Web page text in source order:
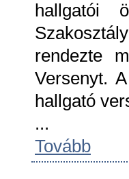
hallgatói
rendezte
Versenyt.
hallgató
...
Tovább